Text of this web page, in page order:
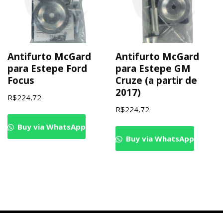
Antifurto McGard
para Estepe Ford
Focus
R$224,72
Buy via WhatsApp
Antifurto McGard
para Estepe GM
Cruze (a partir de
2017)
R$224,72
Buy via WhatsApp